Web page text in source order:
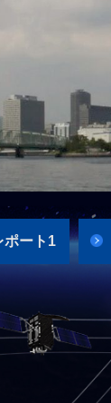
ポート1